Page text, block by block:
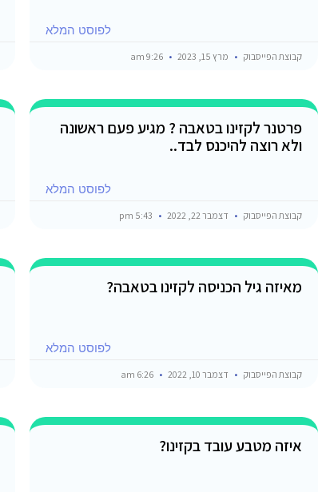
לפוסט המלא
קבוצת הפייסבוק מרץ 15, 2023
פרטנר לקזינו בטאבה ? מגיע פעם ראשונה
ולא רוצה להיכנס לבד..
לפוסט המלא
קבוצת הפייסבוק דצמבר 22, 2022
מאיזה גיל הכניסה לקזינו בטאבה?
לפוסט המלא
קבוצת הפייסבוק דצמבר 10, 2022
איזה מטבע עובד בקזינו?